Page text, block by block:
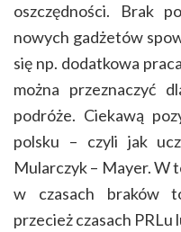
oszczędności. Brak
nowych gadżetów
się np. dodatkowa
można przeznaczyć
podróże. Ciekawą
polsku – czyli jak
Mularczyk – Mayer. W
w czasach braków
przecież czasach PRLu